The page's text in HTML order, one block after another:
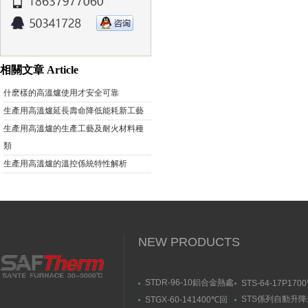
相關文章 Article
什麽樣的高溫爐使用才安全可靠
生產用高溫爐延長壽命降低能耗新工藝
生產用高溫爐的生產工藝及耐火材料種
類
生產用高溫爐的溫控係統特性解析
NEW PRODUCTS
STDR-96-10鋁合金熱處
理爐-箱式幸福宝污APP
STS-64-
動升降式燒結爐
STGX-60-141400℃回
STS係列自動升